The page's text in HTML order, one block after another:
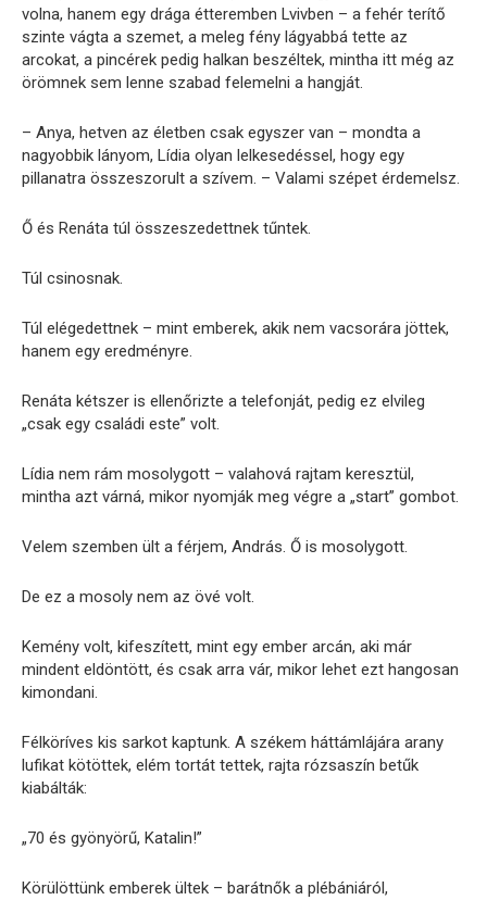
volna, hanem egy drága étteremben Lvivben – a fehér terítő
szinte vágta a szemet, a meleg fény lágyabbá tette az
arcokat, a pincérek pedig halkan beszéltek, mintha itt még az
örömnek sem lenne szabad felemelni a hangját.
– Anya, hetven az életben csak egyszer van – mondta a
nagyobbik lányom, Lídia olyan lelkesedéssel, hogy egy
pillanatra összeszorult a szívem. – Valami szépet érdemelsz.
Ő és Renáta túl összeszedettnek tűntek.
Túl csinosnak.
Túl elégedettnek – mint emberek, akik nem vacsorára jöttek,
hanem egy eredményre.
Renáta kétszer is ellenőrizte a telefonját, pedig ez elvileg
„csak egy családi este” volt.
Lídia nem rám mosolygott – valahová rajtam keresztül,
mintha azt várná, mikor nyomják meg végre a „start” gombot.
Velem szemben ült a férjem, András. Ő is mosolygott.
De ez a mosoly nem az övé volt.
Kemény volt, kifeszített, mint egy ember arcán, aki már
mindent eldöntött, és csak arra vár, mikor lehet ezt hangosan
kimondani.
Félköríves kis sarkot kaptunk. A székem háttámlájára arany
lufikat kötöttek, elém tortát tettek, rajta rózsaszín betűk
kiabálták:
„70 és gyönyörű, Katalin!”
Körülöttünk emberek ültek – barátnők a plébániáról,